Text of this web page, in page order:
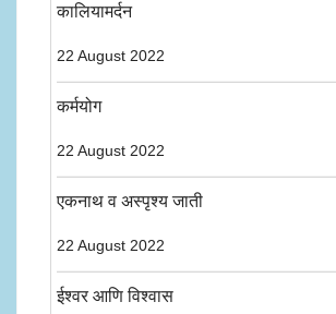
कालियामर्दन
22 August 2022
कर्मयोग
22 August 2022
एकनाथ व अस्पृश्य जाती
22 August 2022
ईश्वर आणि विश्वास